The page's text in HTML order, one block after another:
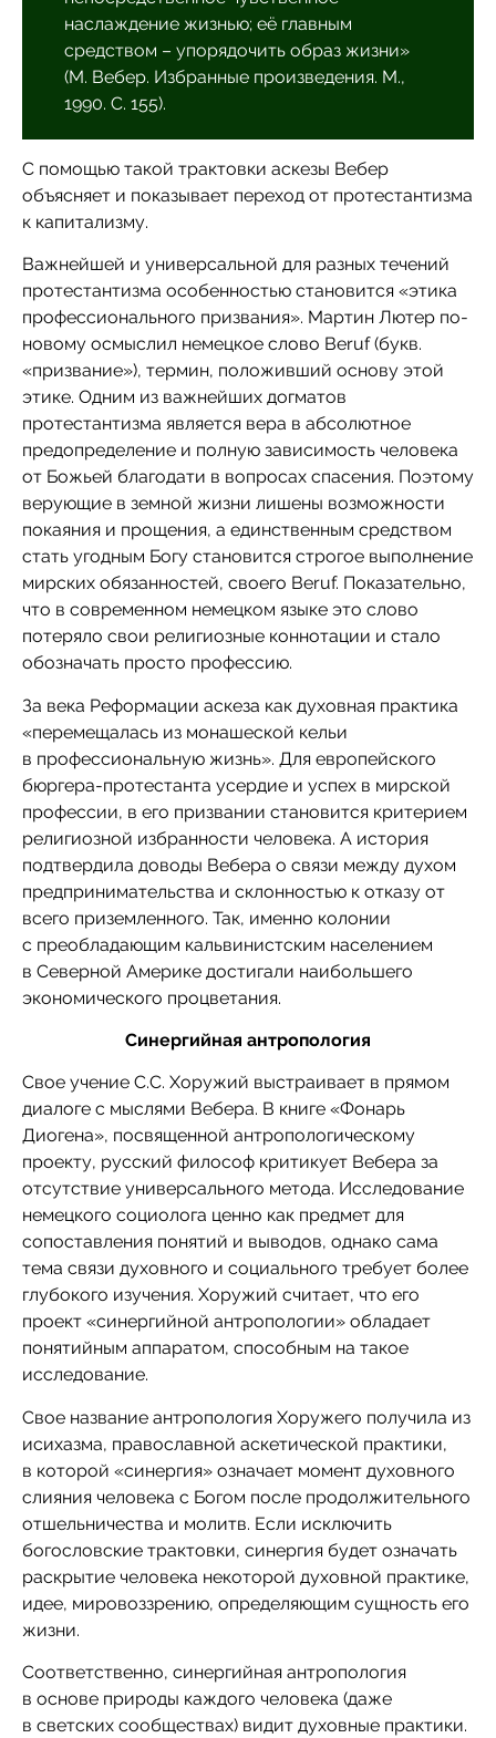
наслаждение жизнью; её главным
средством – упорядочить образ жизни»
(М. Вебер. Избранные произведения. М.,
1990. С. 155).
С помощью такой трактовки аскезы Вебер
объясняет и показывает переход от протестантизма
к капитализму.
Важнейшей и универсальной для разных течений
протестантизма особенностью становится «этика
профессионального призвания». Мартин Лютер по-
новому осмыслил немецкое слово Beruf (букв.
«призвание»), термин, положивший основу этой
этике. Одним из важнейших догматов
протестантизма является вера в абсолютное
предопределение и полную зависимость человека
от Божьей благодати в вопросах спасения. Поэтому
верующие в земной жизни лишены возможности
покаяния и прощения, а единственным средством
стать угодным Богу становится строгое выполнение
мирских обязанностей, своего Beruf. Показательно,
что в современном немецком языке это слово
потеряло свои религиозные коннотации и стало
обозначать просто профессию.
За века Реформации аскеза как духовная практика
«перемещалась из монашеской кельи
в профессиональную жизнь». Для европейского
бюргера-протестанта усердие и успех в мирской
профессии, в его призвании становится критерием
религиозной избранности человека. А история
подтвердила доводы Вебера о связи между духом
предпринимательства и склонностью к отказу от
всего приземленного. Так, именно колонии
с преобладающим кальвинистским населением
в Северной Америке достигали наибольшего
экономического процветания.
Синергийная антропология
Свое учение С.С. Хоружий выстраивает в прямом
диалоге с мыслями Вебера. В книге «Фонарь
Диогена», посвященной антропологическому
проекту, русский философ критикует Вебера за
отсутствие универсального метода. Исследование
немецкого социолога ценно как предмет для
сопоставления понятий и выводов, однако сама
тема связи духовного и социального требует более
глубокого изучения. Хоружий считает, что его
проект «синергийной антропологии» обладает
понятийным аппаратом, способным на такое
исследование.
Свое название антропология Хоружего получила из
исихазма, православной аскетической практики,
в которой «синергия» означает момент духовного
слияния человека с Богом после продолжительного
отшельничества и молитв. Если исключить
богословские трактовки, синергия будет означать
раскрытие человека некоторой духовной практике,
идее, мировоззрению, определяющим сущность его
жизни.
Соответственно, синергийная антропология
в основе природы каждого человека (даже
в светских сообществах) видит духовные практики.